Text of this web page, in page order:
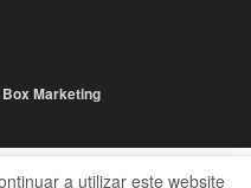
Marketing
a utilizar este website